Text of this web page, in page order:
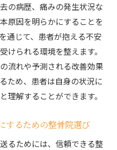
目指す整骨院の特長
ビスが選ばれる理由
美沢整骨院の最新技術
た腰痛治療の効果
アプローチする治療法
総合的な治療計画
施術で得られる成果
の病歴、痛みの発生状況な
原因を明らかにすることを
通じて、患者が抱える不安
けられる環境を整えます。
流れや予測される改善効果
ため、患者は自身の状況に
理解することができます。
するための整骨院選び
るためには、信頼できる整